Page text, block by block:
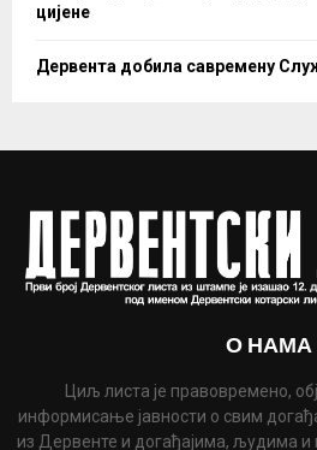
цијене
Дервента добила савремену
О НАМА
Циљ листа је правовремено,
информисање јавности о свим
из Дервенте и догађајима, људима и